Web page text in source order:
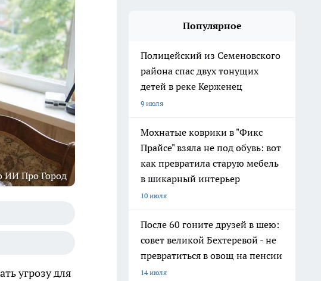
ИИ Про Город
угрозу для
Популярное
Полицейский из Семеновского
района спас двух тонущих
детей в реке Керженец
9 июля
Мохнатые коврики в "Фикс
Прайсе" взяла не под обувь: вот
как превратила старую мебель
в шикарный интерьер
10 июля
После 60 гоните друзей в шею:
совет великой Бехтеревой - не
превратиться в овощ на пенсии
14 июля